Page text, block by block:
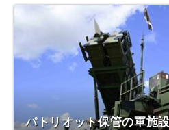
パトリオット保管の軍施